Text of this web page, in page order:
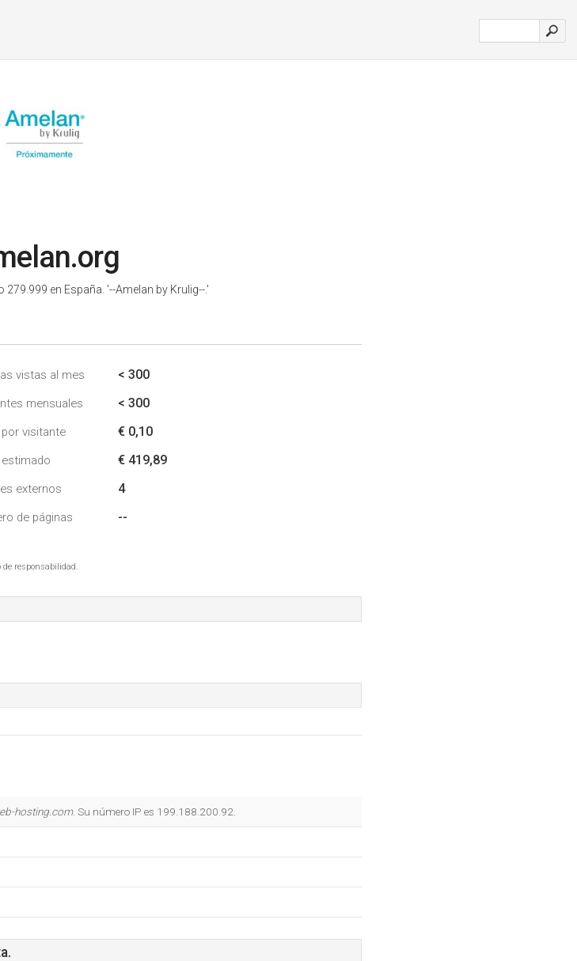
279.999 en España. '--Amelan by Krulig--.'
vistas al mes < 300
mensuales < 300
visitante € 0,10
€ 419,89
externos 4
de páginas --
responsabilidad.
hosting.com. Su número IP es 199.188.200.92.